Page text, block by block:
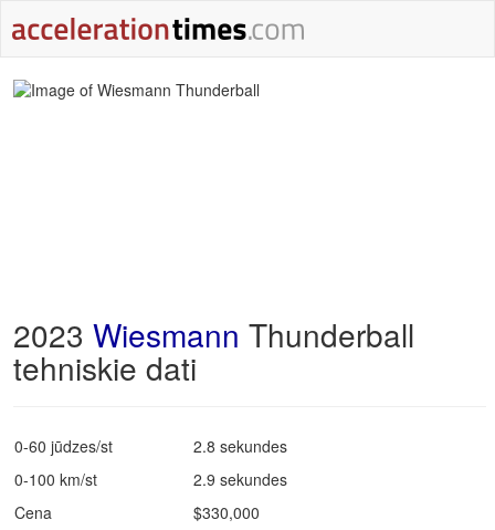
2023 Wiesmann Thunderball
tehniskie dati
0-60 jūdzes/st
2.8 sekundes
0-100 km/st
2.9 sekundes
Cena
$330,000